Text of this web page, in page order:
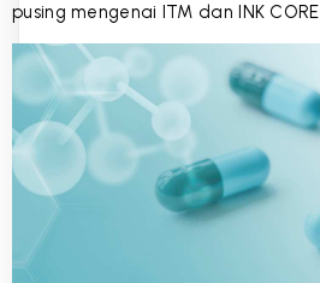
pusing mengenai ITM dan INK CORE